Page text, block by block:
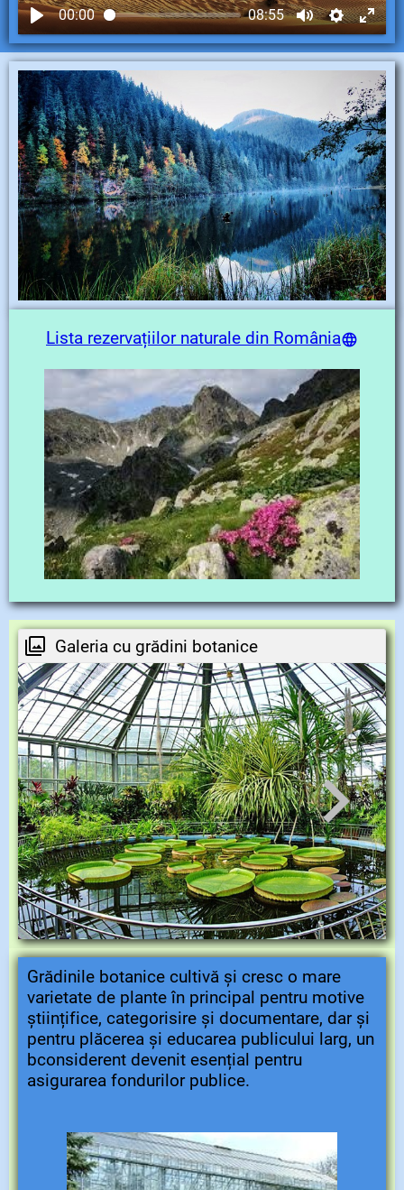
00:00 08:55
Lista rezervațiilor naturale din România
Galeria cu grădini botanice
Grădinile botanice cultivă și cresc o mare
varietate de plante în principal pentru motive
științifice, categorisire și documentare, dar și
pentru plăcerea și educarea publicului larg, un
bconsiderent devenit esențial pentru
asigurarea fondurilor publice.